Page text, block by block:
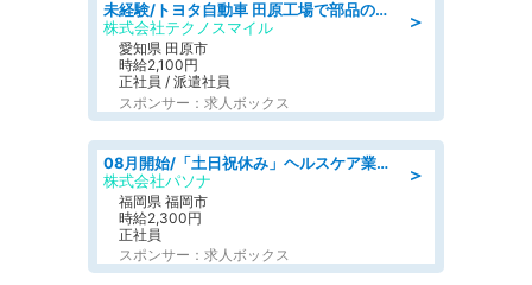
＞
未経験/トヨタ自動車 田原工場で部品の運搬作業/tutumi
株式会社テクノスマイル
愛知県 田原市
時給2,100円
正社員 / 派遣社員
スポンサー：求人ボックス
＞
08月開始/「土日祝休み」ヘルスケア業界の産業保健師/高時給/未経験OK/要資格:保健師、正看護師
株式会社パソナ
福岡県 福岡市
時給2,300円
正社員
スポンサー：求人ボックス